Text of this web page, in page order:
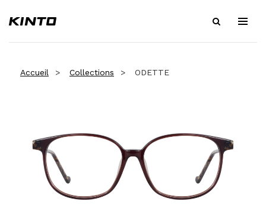
Accueil Collections ODETTE